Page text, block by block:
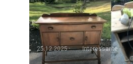
25.12.2025
Interessante